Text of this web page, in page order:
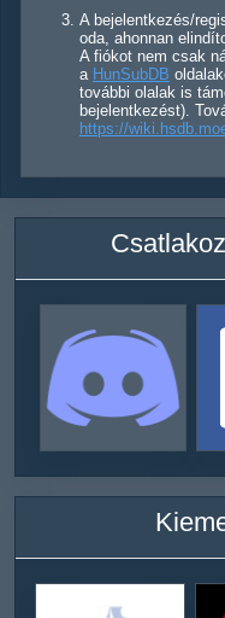
A bejelentkezés/
oda, ahonnan
A fiókot nem csak
a HunSubDB
további olalak is
bejelentkezést).
https://